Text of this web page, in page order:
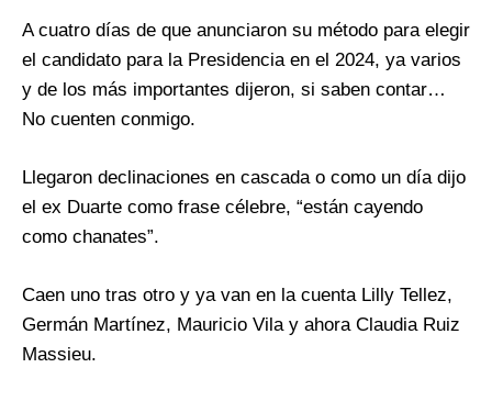
A cuatro días de que anunciaron su método para elegir
el candidato para la Presidencia en el 2024, ya varios
y de los más importantes dijeron, si saben contar…
No cuenten conmigo.
Llegaron declinaciones en cascada o como un día dijo
el ex Duarte como frase célebre, “están cayendo
como chanates”.
Caen uno tras otro y ya van en la cuenta Lilly Tellez,
Germán Martínez, Mauricio Vila y ahora Claudia Ruiz
Massieu.